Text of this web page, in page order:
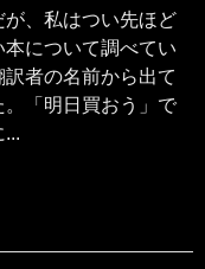
、私はつい先ほど
について調べてい
者の名前から出て
「明日買おう」で
...